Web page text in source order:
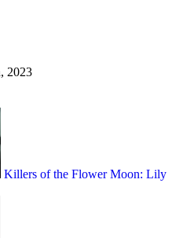
2023
Killers of the Flower Moon: Lily